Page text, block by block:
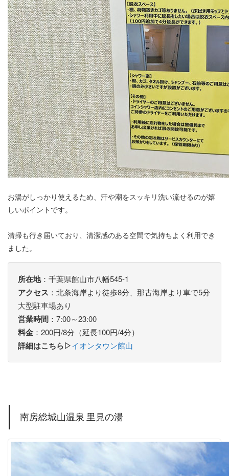
お湯がしっかり使えるため、汗や潮をスッキリ洗い流せるのが嬉
しいポイントです。
清掃も行き届いており、清潔感のある空間で気持ちよく利用でき
ました。
所在地：千葉県館山市八幡545-1
アクセス ：北条海岸より徒歩8分、那古海岸より車で5分
大型駐車場あり
営業時間 ：7:00～23:00
料金 ：200円/8分（延長100円/4分）
詳細はこちら▷イオンタウン館山
南房総城山温泉 里見の湯